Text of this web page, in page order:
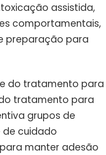
assistida,
comportamentais,
preparação para
do tratamento para
tratamento para
grupos de
de cuidado
manter adesão